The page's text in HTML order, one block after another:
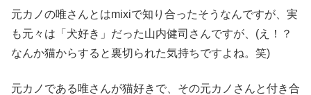
元カノの唯さんとはmixiで知り合ったそうなんですが、実
も元々は「犬好き」だった山内健司さんですが、(え！？
なんか猫からすると裏切られた気持ちですよね。笑)
元カノである唯さんが猫好きで、その元カノさんと付き合